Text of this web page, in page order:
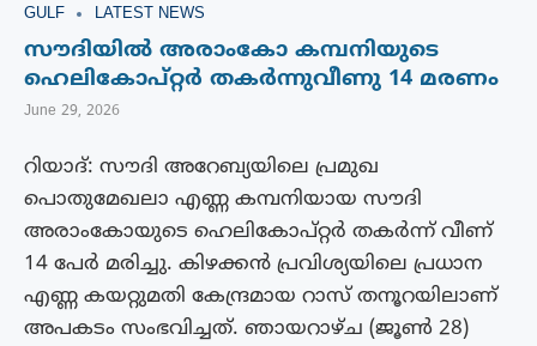
GULF LATEST NEWS
സൗദിയിൽ അരാംകോ കമ്പനിയുടെ
ഹെലികോപ്റ്റർ തകർന്നുവീണു 14 മരണം
June 29, 2026
റിയാദ്: സൗദി അറേബ്യയിലെ പ്രമുഖ
പൊതുമേഖലാ എണ്ണ കമ്പനിയായ സൗദി
അരാംകോയുടെ ഹെലികോപ്റ്റർ തകർന്ന് വീണ്
14 പേർ മരിച്ചു. കിഴക്കൻ പ്രവിശ്യയിലെ പ്രധാന
എണ്ണ കയറ്റുമതി കേന്ദ്രമായ റാസ് തനൂറയിലാണ്
അപകടം സംഭവിച്ചത്. ഞായറാഴ്ച (ജൂൺ 28)